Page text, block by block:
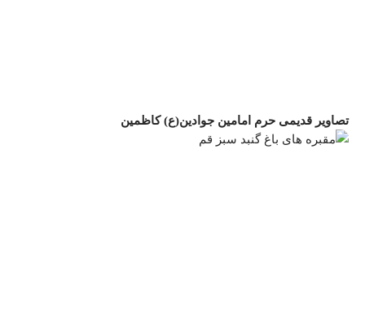
تصاوير قديمی حرم امامين جوادين(ع) كاظمين